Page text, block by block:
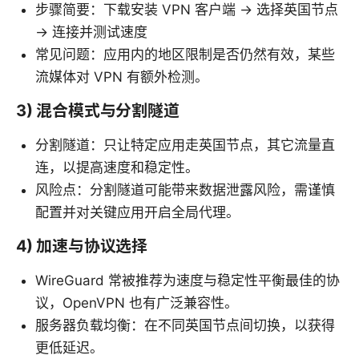
步骤简要：下载安装 VPN 客户端 → 选择英国节点
→ 连接并测试速度
常见问题：应用内的地区限制是否仍然有效，某些
流媒体对 VPN 有额外检测。
3) 混合模式与分割隧道
分割隧道：只让特定应用走英国节点，其它流量直
连，以提高速度和稳定性。
风险点：分割隧道可能带来数据泄露风险，需谨慎
配置并对关键应用开启全局代理。
4) 加速与协议选择
WireGuard 常被推荐为速度与稳定性平衡最佳的协
议，OpenVPN 也有广泛兼容性。
服务器负载均衡：在不同英国节点间切换，以获得
更低延迟。